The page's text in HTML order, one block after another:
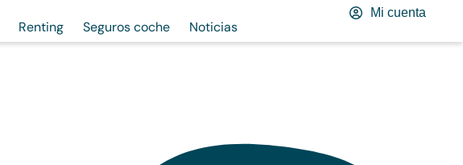
Renting Seguros coche Noticias
Mi cuenta